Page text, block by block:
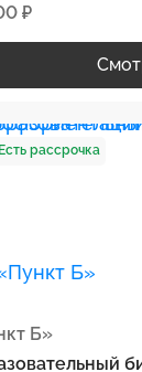
₽
Есть рассрочка
Б»